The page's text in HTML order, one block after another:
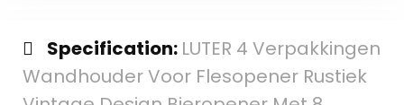
Specification: LUTER 4 Verpakkingen
Wandhouder Voor Flesopener Rustiek